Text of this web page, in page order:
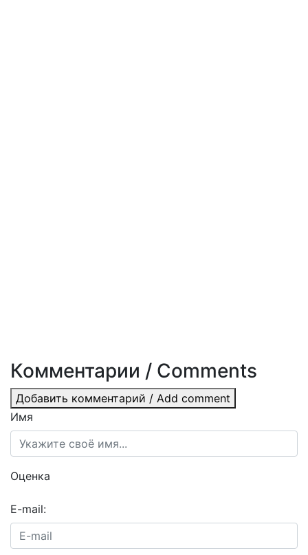
Комментарии / Comments
Добавить комментарий / Add comment
Имя
Оценка
E-mail: